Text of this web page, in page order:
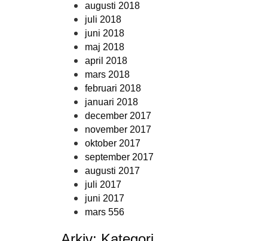
augusti 2018
juli 2018
juni 2018
maj 2018
april 2018
mars 2018
februari 2018
januari 2018
december 2017
november 2017
oktober 2017
september 2017
augusti 2017
juli 2017
juni 2017
mars 556